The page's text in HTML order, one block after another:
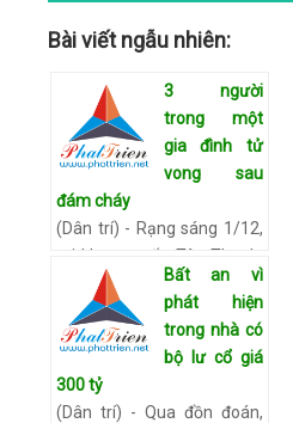
Bài viết ngẫu nhiên:
3 người
trong một
gia đình tử
vong sau
đám cháy
(Dân trí) - Rạng sáng 1/12,
tại khu vực ấp Tân Thạnh,
thị trấn Long Bình, huyện
An Phú, (tỉnh An Giang) đã
xảy ra vụ hỏa hoạn nghiệm
trọng làm ba ngườ… Xem
chi tiết
Bất an vì
phát hiện
trong nhà có
bộ lư cổ giá
300 tỷ
(Dân trí) - Qua đồn đoán,